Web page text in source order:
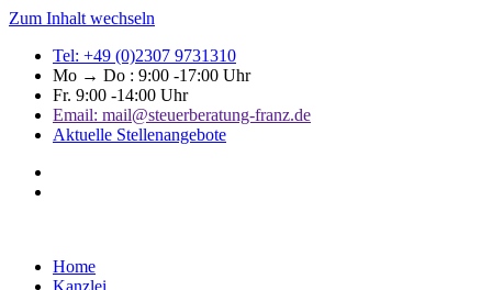
Zum Inhalt wechseln
Tel: +49 (0)2307 9731310
Mo → Do : 9:00 -17:00 Uhr
Fr. 9:00 -14:00 Uhr
Email: mail@steuerberatung-franz.de
Aktuelle Stellenangebote
Home
Kanzlei